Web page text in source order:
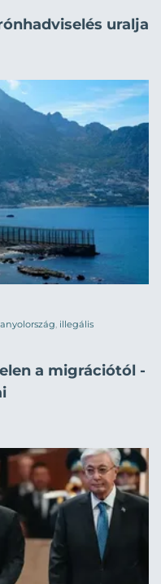
uralja
, illegális
a migrációtól -